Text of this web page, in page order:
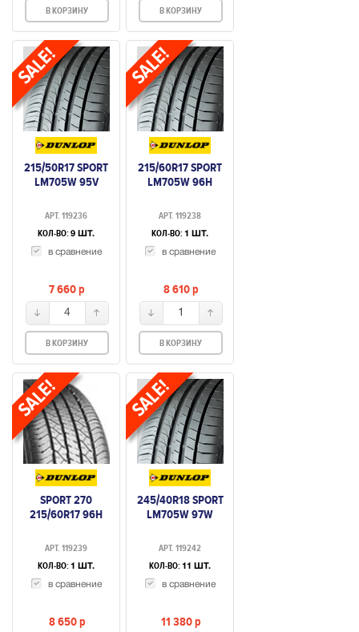
В КОРЗИНУ В КОРЗИНУ
215/50R17 SPORT
LM705W 95V
АРТ. 119236
КОЛ-ВО: 9 ШТ.
в сравнение
7 660p
4
В КОРЗИНУ
215/60R17 SPORT
LM705W 96H
АРТ. 119238
КОЛ-ВО: 1 ШТ.
в сравнение
8 610p
1
В КОРЗИНУ
SPORT 270
215/60R17 96H
АРТ. 119239
КОЛ-ВО: 1 ШТ.
в сравнение
8 650p
245/40R18 SPORT
LM705W 97W
АРТ. 119242
КОЛ-ВО: 11 ШТ.
в сравнение
11 380p